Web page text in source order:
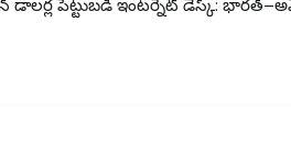
పెట్టుబడి ఇంటర్నెట్ డెస్క్: